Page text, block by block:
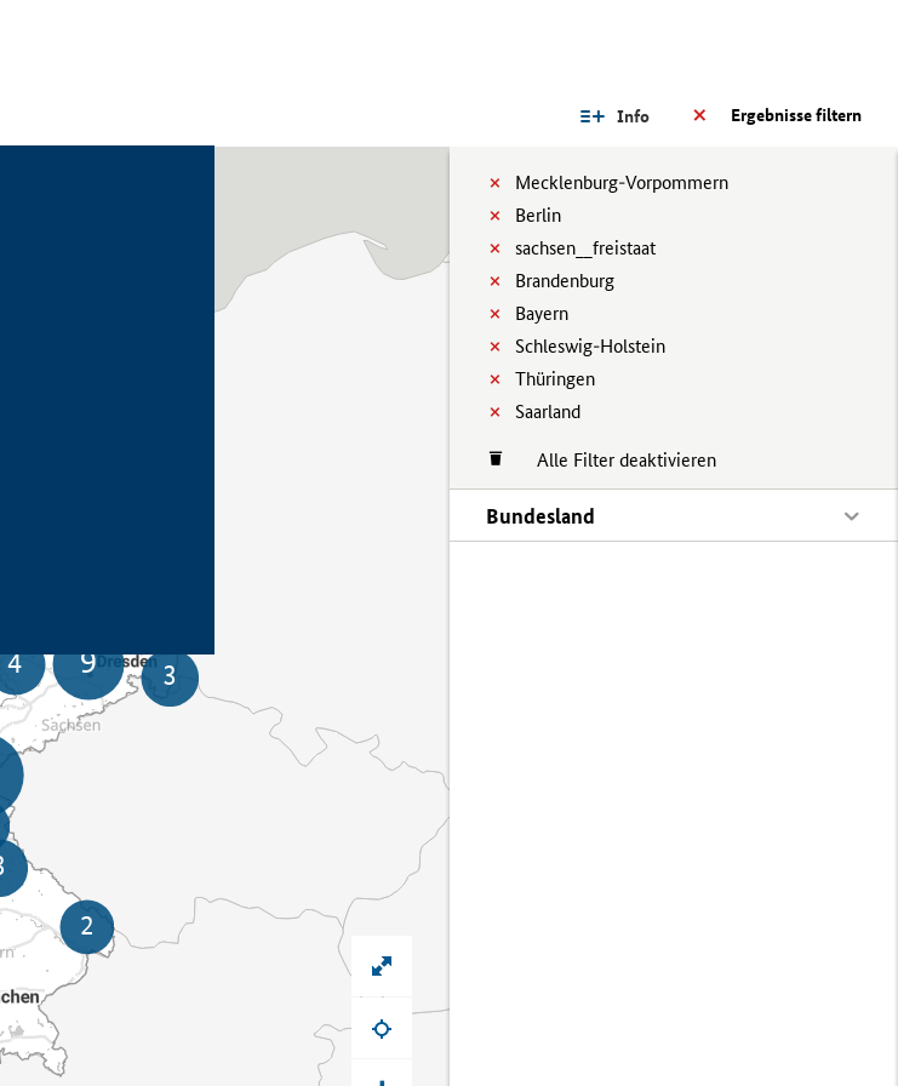
Ergebnisse filtern
Info
Mecklenburg-Vorpommern
Berlin
sachsen__freistaat
Brandenburg
Bayern
Schleswig-Holstein
Thüringen
Saarland
Alle Filter deaktivieren
Bundesland